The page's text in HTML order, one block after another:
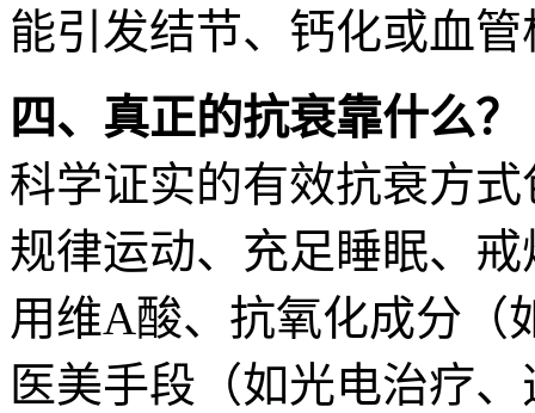
能引发结节、钙化或血
四、真正的抗衰靠什么？
科学证实的有效抗衰方
规律运动、充足睡眠、
用维A酸、抗氧化成分（
医美手段（如光电治疗